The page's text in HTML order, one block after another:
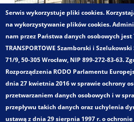
Zakres opracowania:
Badania popytu komunikacji
Serwis wykorzystuje pliki cookies.
na wykorzystywanie plików cookies.
nam przez Państwa danych osobowych jest
TRANSPORTOWE Szamborski i Szelukowski
71/9, 50-305 Wrocław, NIP 899-272-83-63.
Rozporządzenia RODO Parlamentu
dnia 27 kwietnia 2016 w sprawie ochrony
przetwarzaniem danych osobowych i w
przepływu takich danych oraz uchylenia
ustawą z dnia 29 sierpnia 1997 r. o